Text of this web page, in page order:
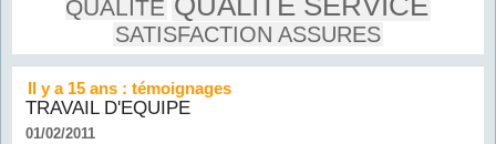
QUALITE
SATISFACTION ASSURES
Il y a 15 ans : témoignages
TRAVAIL D'EQUIPE
01/02/2011